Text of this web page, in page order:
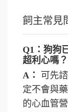
飼主常見
Q1：狗狗
超利心嗎？
A：
可先
定不會與
的心血管